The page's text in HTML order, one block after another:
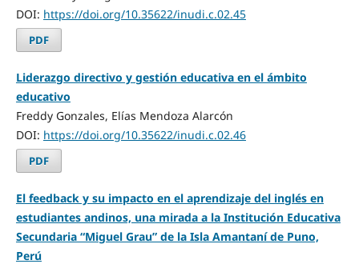
DOI: https://doi.org/10.35622/inudi.c.02.45
PDF
Liderazgo directivo y gestión educativa en el ámbito
educativo
Freddy Gonzales, Elías Mendoza Alarcón
DOI: https://doi.org/10.35622/inudi.c.02.46
PDF
El feedback y su impacto en el aprendizaje del inglés en
estudiantes andinos, una mirada a la Institución Educativa
Secundaria “Miguel Grau” de la Isla Amantaní de Puno,
Perú